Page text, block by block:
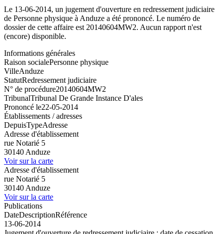
Le 13-06-2014, un jugement d'ouverture en redressement judiciaire
de Personne physique à Anduze a été prononcé. Le numéro de
dossier de cette affaire est 20140604MW2. Aucun rapport n'est
(encore) disponible.
Informations générales
Raison socialePersonne physique
VilleAnduze
StatutRedressement judiciaire
N° de procédure20140604MW2
TribunalTribunal De Grande Instance D'ales
Prononcé le22-05-2014
Établissements / adresses
DepuisTypeAdresse
Adresse d'établissement
rue Notarié 5
30140 Anduze
Voir sur la carte
Adresse d'établissement
rue Notarié 5
30140 Anduze
Voir sur la carte
Publications
DateDescriptionRéférence
13-06-2014